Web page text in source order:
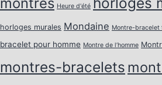
Heure d'été
horloges murales Mondaine Montre-bracelet
bracelet pour homme Montre de l’homme
montres-bracelets